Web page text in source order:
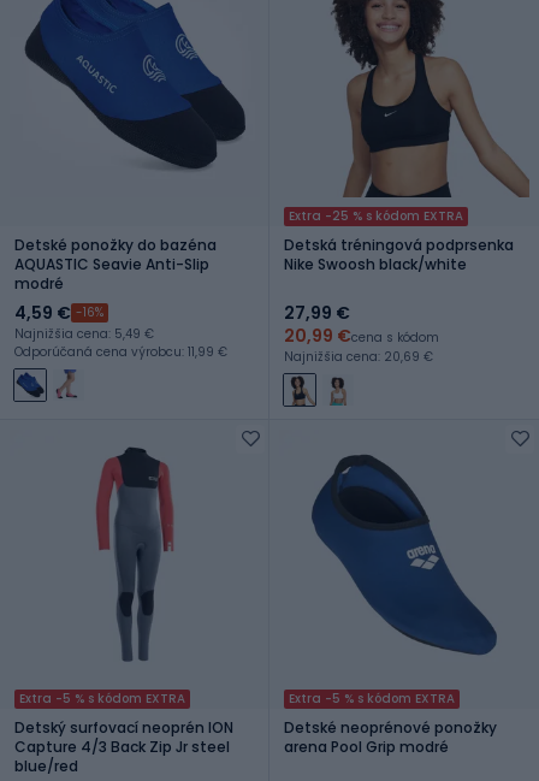
Detské ponožky do bazéna
AQUASTIC Seavie Anti-Slip
modré
4,59 € -16%
Najnižšia cena: 5,49 €
Odporúčaná cena výrobcu: 11,99 €
Extra -25 % s kódom EXTRA
Detská tréningová podprsenka
Nike Swoosh black/white
27,99 €
20,99 €cena s kódom
Najnižšia cena: 20,69 €
Extra -5 % s kódom EXTRA
Detský surfovací neoprén ION
Capture 4/3 Back Zip Jr steel
blue/red
Extra -5 % s kódom EXTRA
Detské neoprénové ponožky
arena Pool Grip modré